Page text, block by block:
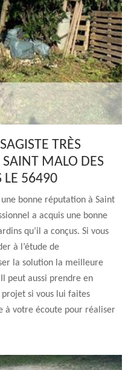
TRÈS
SAINT MALO DES
LE 56490
bonne réputation à Saint
a acquis une bonne
qu’il a conçus. Si vous
à l’étude de
la solution la meilleure
peut aussi prendre en
si vous lui faites
à votre écoute pour réaliser